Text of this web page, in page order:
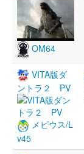
OM64
VITA版ダ
ントラ２ PV
メビウス/L
v45